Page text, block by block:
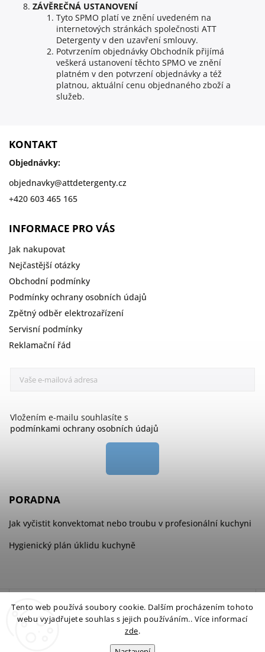
Tento web používá soubory cookie. Dalším procházením tohoto
webu vyjadřujete souhlas s jejich používáním.. Více informací
zde.
ZÁVĚREČNÁ USTANOVENÍ
Tyto SPMO platí ve znění uvedeném na
internetových stránkách společnosti ATT
Detergenty v den uzavření smlouvy.
Potvrzením objednávky Obchodník přijímá
veškerá ustanovení těchto SPMO ve znění
platném v den potvrzení objednávky a též
platnou, aktuální cenu objednaného zboží a
služeb.
KONTAKT
Objednávky:
objednavky@attdetergenty.cz
+420 603 465 165
INFORMACE PRO VÁS
Jak nakupovat
Nejčastější otázky
Obchodní podmínky
Podmínky ochrany osobních údajů
Zpětný odběr elektrozařízení
Servisní podmínky
Reklamační řád
Vložením e-mailu souhlasíte s
podmínkami ochrany osobních údajů
PORADNA
Jak vyčistit konvektomat nebo troubu v profesionální kuchyni
Hygienický plán úklidu kuchyně